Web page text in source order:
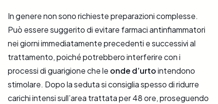
In genere non sono richieste preparazioni complesse.
Può essere suggerito di evitare farmaci antinfiammatori
nei giorni immediatamente precedenti e successivi al
trattamento, poiché potrebbero interferire con i
processi di guarigione che le onde d’urtointendono
stimolare. Dopo la seduta si consiglia spesso di ridurre
carichi intensi sull’area trattata per 48 ore, proseguendo